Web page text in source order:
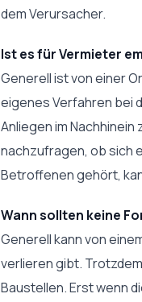
dem Verursacher.
Ist es für Vermieter
Generell ist von einer
eigenes Verfahren bei
Anliegen im
nachzufragen, ob sich
Betroffenen gehört,
Wann sollten keine
Generell kann von
verlieren gibt.
Baustellen. Erst wenn